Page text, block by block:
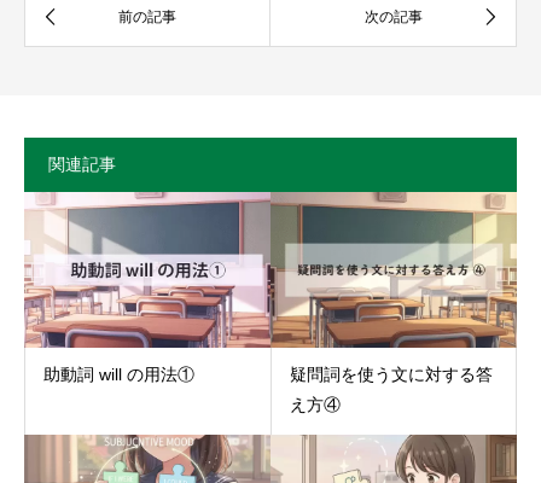
関連記事
助動詞 will の用法①
疑問詞を使う文に対する答
え方④